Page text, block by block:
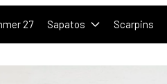
27 Sapatos Scarpins